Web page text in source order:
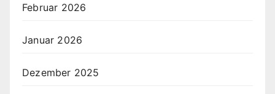
Februar 2026
Januar 2026
Dezember 2025